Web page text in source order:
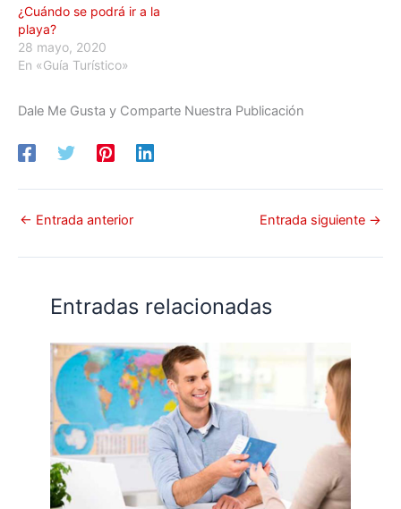
¿Cuándo se podrá ir a la
playa?
28 mayo, 2020
En «Guía Turístico»
Dale Me Gusta y Comparte Nuestra Publicación
← Entrada anterior Entrada siguiente →
Entradas relacionadas